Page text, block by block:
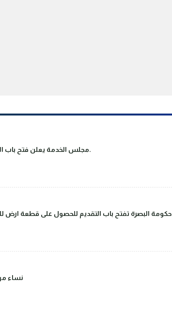
مجلس الخدمة يعلن فتح باب التعيين على ملاك دوائر الدولة والقطاع العام.
حكومة البصرة تفتح باب التقديم للحصول على قطعة ارض
(صور)